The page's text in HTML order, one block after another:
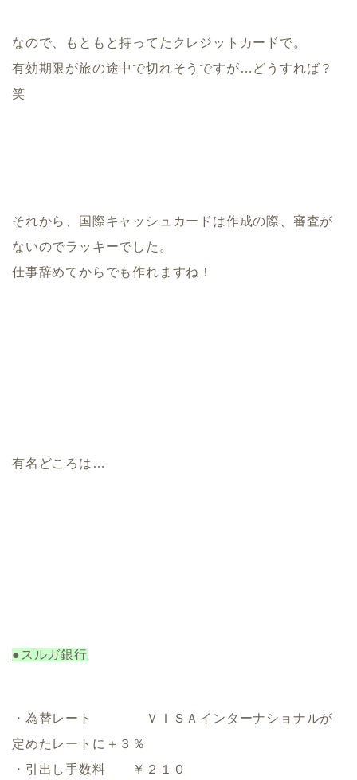
なので、もともと持ってたクレジットカードで。
有効期限が旅の途中で切れそうですが…どうすれば？
笑
それから、国際キャッシュカードは作成の際、審査が
ないのでラッキーでした。
仕事辞めてからでも作れますね！
有名どころは…
●スルガ銀行
・為替レート ＶＩＳＡインターナショナルが
定めたレートに＋３％
・引出し手数料 ￥２１０